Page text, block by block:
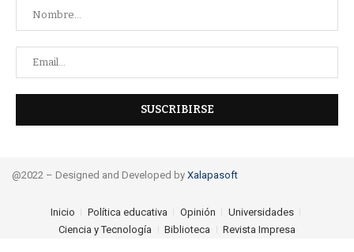
@2022 – Designed and Developed by Xalapasoft
Inicio Política educativa Opinión
Universidades
Ciencia y Tecnología
Biblioteca Revista Impresa